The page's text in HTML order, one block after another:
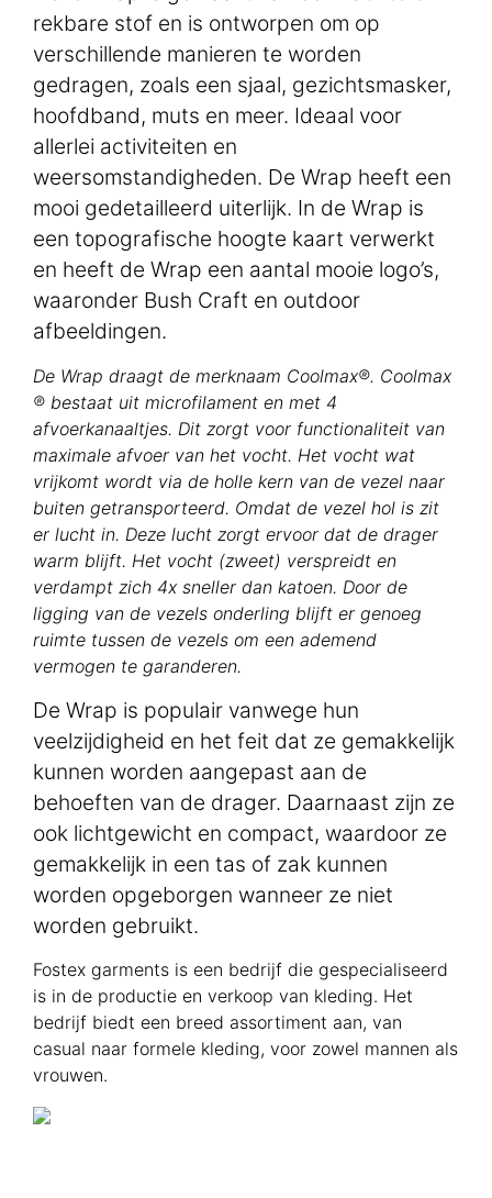
rekbare stof en is ontworpen om op
verschillende manieren te worden
gedragen, zoals een sjaal, gezichtsmasker,
hoofdband, muts en meer. Ideaal voor
allerlei activiteiten en
weersomstandigheden. De Wrap heeft een
mooi gedetailleerd uiterlijk. In de Wrap is
een topografische hoogte kaart verwerkt
en heeft de Wrap een aantal mooie logo’s,
waaronder Bush Craft en outdoor
afbeeldingen.
De Wrap draagt de merknaam Coolmax®. Coolmax
® bestaat uit microfilament en met 4
afvoerkanaaltjes. Dit zorgt voor functionaliteit van
maximale afvoer van het vocht. Het vocht wat
vrijkomt wordt via de holle kern van de vezel naar
buiten getransporteerd. Omdat de vezel hol is zit
er lucht in. Deze lucht zorgt ervoor dat de drager
warm blijft. Het vocht (zweet) verspreidt en
verdampt zich 4x sneller dan katoen. Door de
ligging van de vezels onderling blijft er genoeg
ruimte tussen de vezels om een ademend
vermogen te garanderen.
De Wrap is populair vanwege hun
veelzijdigheid en het feit dat ze gemakkelijk
kunnen worden aangepast aan de
behoeften van de drager. Daarnaast zijn ze
ook lichtgewicht en compact, waardoor ze
gemakkelijk in een tas of zak kunnen
worden opgeborgen wanneer ze niet
worden gebruikt.
Fostex garments is een bedrijf die gespecialiseerd
is in de productie en verkoop van kleding. Het
bedrijf biedt een breed assortiment aan, van
casual naar formele kleding, voor zowel mannen als
vrouwen.